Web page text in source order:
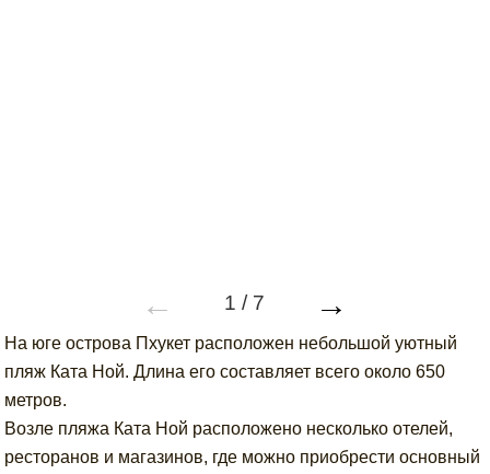
← 1 / 7 →
На юге острова Пхукет расположен небольшой уютный
пляж Ката Ной. Длина его составляет всего около 650
метров.
Возле пляжа Ката Ной расположено несколько отелей,
ресторанов и магазинов, где можно приобрести основный